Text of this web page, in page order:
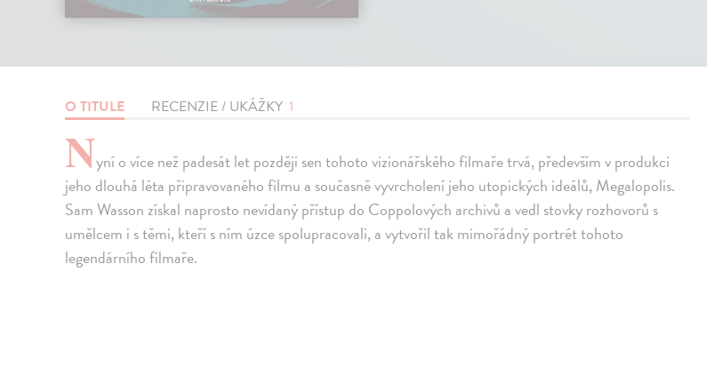
O TITULE RECENZIE / UKÁŽKY 1
Nyní o více než padesát let později sen tohoto vizionářského filmaře trvá, především v produkci
jeho dlouhá léta připravovaného filmu a současně vyvrcholení jeho utopických ideálů, Megalopolis.
Sam Wasson získal naprosto nevídaný přístup do Coppolových archivů a vedl stovky rozhovorů s
umělcem i s těmi, kteří s ním úzce spolupracovali, a vytvořil tak mimořádný portrét tohoto
legendárního filmaře.